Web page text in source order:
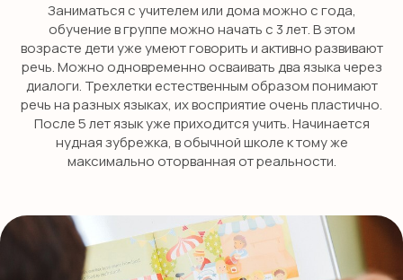
Заниматься с учителем или дома можно с года,
обучение в группе можно начать с 3 лет. В этом
возрасте дети уже умеют говорить и активно развивают
речь. Можно одновременно осваивать два языка через
диалоги. Трехлетки естественным образом понимают
речь на разных языках, их восприятие очень пластично.
После 5 лет язык уже приходится учить. Начинается
нудная зубрежка, в обычной школе к тому же
максимально оторванная от реальности.